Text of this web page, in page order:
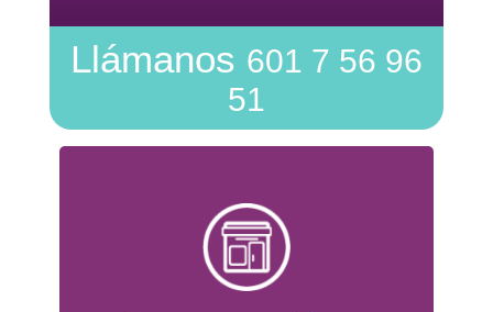
Llámanos 601 7 56 96
51